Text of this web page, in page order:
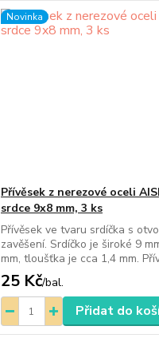
Novinka
Přívěsek z nerezové oceli
srdce 9x8 mm, 3 ks
Přívěsek ve tvaru srdíčka s
zavěšení. Srdíčko je široké 9
mm, tloušťka je cca 1,4 mm.
25 Kč/bal.
Přidat do